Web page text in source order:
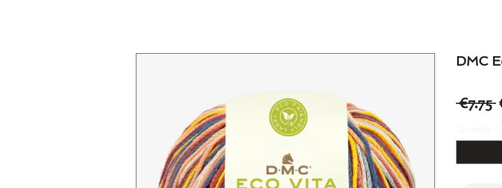
DMC
€7.75